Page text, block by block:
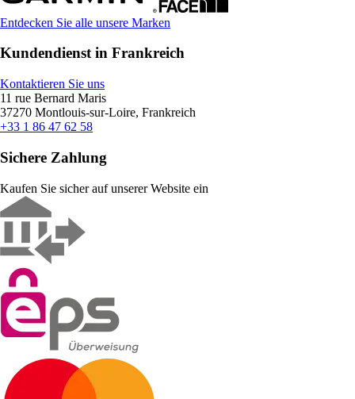
Entdecken Sie alle unsere Marken
Kundendienst in Frankreich
Kontaktieren Sie uns
11 rue Bernard Maris
37270 Montlouis-sur-Loire, Frankreich
+33 1 86 47 62 58
Sichere Zahlung
Kaufen Sie sicher auf unserer Website ein